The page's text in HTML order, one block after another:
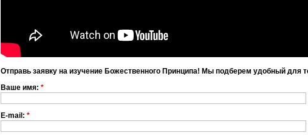
Отправь заявку на изучение Божественного Принципа! Мы подберем удобный для
Ваше имя: *
E-mail: *